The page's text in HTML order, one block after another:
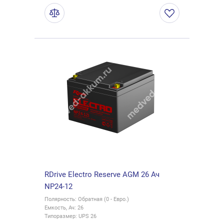
RDrive Electro Reserve AGM 26 Ач
NP24-12
Полярность: Обратная (0 - Евро.)
Емкость, Ач: 26
Типоразмер: UPS 26